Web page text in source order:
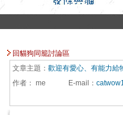
回貓狗同籠討論區
文章主題： 歡迎有愛心、有能力給
作者： me E-mail ：